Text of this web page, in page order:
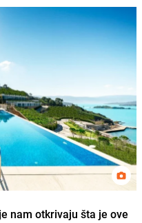
nam otkrivaju šta je ove